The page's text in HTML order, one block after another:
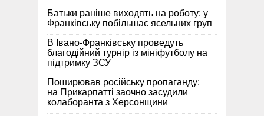
Батьки раніше виходять на роботу: у
Франківську побільшає ясельних груп
В Івано-Франківську проведуть
благодійний турнір із мініфутболу на
підтримку ЗСУ
Поширював російську пропаганду:
на Прикарпатті заочно засудили
колаборанта з Херсонщини